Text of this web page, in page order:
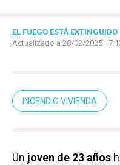
EL FUEGO ESTÁ EXTINGUIDO
Actualizado a 28/02/2025
INCENDIO VIVIENDA
Un joven de 23 años